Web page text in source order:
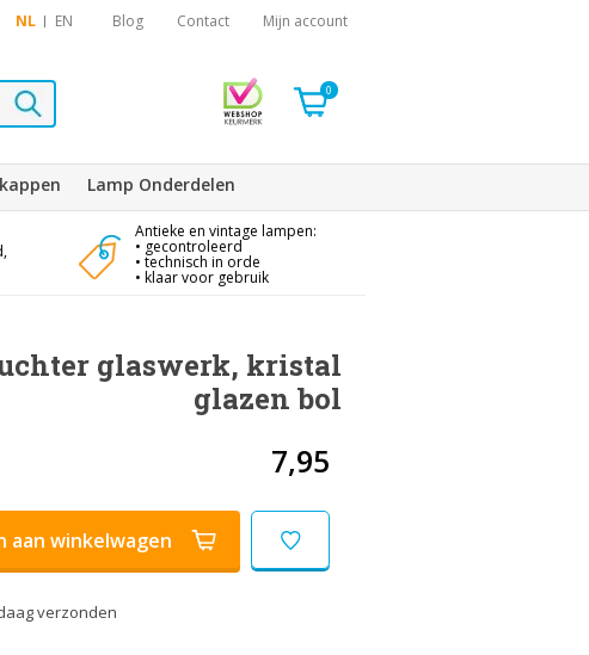
NL EN Blog Contact Mijn account
0
Lamp Onderdelen
Antieke en vintage lampen:
• gecontroleerd
• technisch in orde
• klaar voor gebruik
glaswerk, kristal
glazen bol
7,95
aan winkelwagen
verzonden